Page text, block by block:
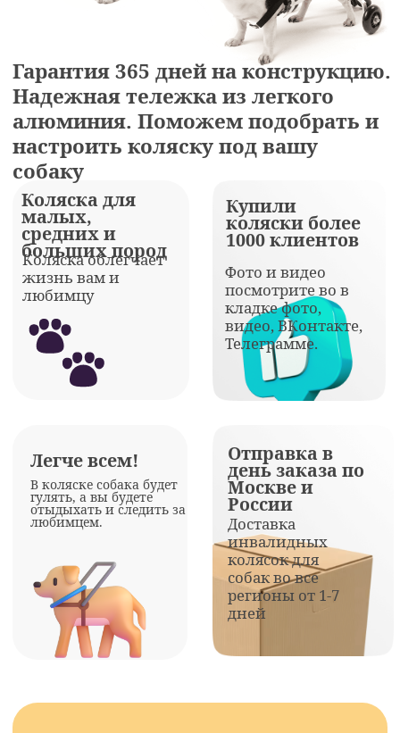
Получить консультацию
видео, ВКонтакте,
Отправка в
день заказа по
Москве и
России
Доставка
инвалидных
Легче всем!
В коляске собака будет
гулять, а вы будете
любимцем.
НАШИХ СОБАК И
КОШЕК В
ИНВАЛИДНЫХ
КОЛЯСКАХ в
Тольятти
Механизм на двух колесах на задние лапы
собаки